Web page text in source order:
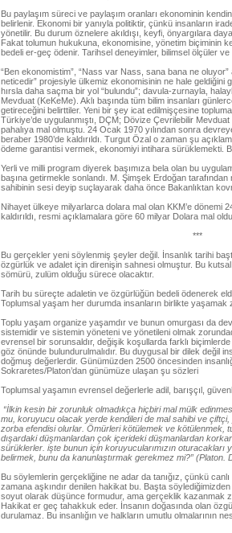
Bu paylaşım süreci ve paylaşım oranları ekonominin
belirlenir. Ekonomi bir yanıyla politiktir, çünkü insanların
yönetilir. Bu durum öznelere akıldışı, keyfi, önyargılara
Fakat tolumun hukukuna, ekonomisine, yönetim biçiminin
bedeli er-geç ödenir. Tarihsel deneyimler, bilimsel ölçüler ve
“Ben ekonomistim”, “Nass var Nass, sana bana ne
neticedir” projesiyle ülkemiz ekonomisinin ne hale geldiğini
hırsla daha saçma bir yol “bulundu”; davula-zurnayla,
Mevduat (KeKeMe). Aklı başında tüm bilim insanları
getireceğini belirttiler. Yeni bir şey icat edilmişçesine
Türkiye’de uygulanmıştı, DÇM; Dövize Çevrilebilir
pahalıya mal olmuştu. 24 Ocak 1970 yılından sonra
beraber 1980’de kaldırıldı. Turgut Özal o zaman şu
ödeme garantisi vermek, ekonomiyi intihara sürüklemekti.
Yerli ve milli program diyerek başımıza bela olan bu
başına getirmekle sonlandı. M. Şimşek Erdoğan
sahibinin sesi deyip suçlayarak daha önce Bakanlıktan
Nihayet ülkeye milyarlarca dolara mal olan KKM’e dönemi
kaldırıldı, resmi açıklamalara göre 60 milyar Dolara mal
***
Bu gerçekler yeni söylenmiş şeyler değil. İnsanlık tarihi
özgürlük ve adalet için direnişin sahnesi olmuştur. Bu
sömürü, zulüm olduğu sürece olacaktır.
Tarih bu süreçte adaletin ve özgürlüğün bedeli ödenerek
Toplumsal yaşam her durumda insanların birlikte
Toplu yaşam organize yaşamdır ve bunun omurgası da
sistemidir ve sistemin yöneteni ve yönetileni olmak
evrensel bir sorunsaldır, değişik koşullarda farklı
göz önünde bulundurulmalıdır. Bu duygusal bir dilek değil
doğmuş değerlerdir. Günümüzden 2500 öncesinden
Sokraretes/Platon’dan günümüze ulaşan şu sözleri
Toplumsal yaşamın evrensel değerlerle adil, barışçıl,
“İlkin kesin bir zorunluk olmadıkça hiçbiri mal mülk
mu, koruyucu olacak yerde kendileri de mal sahibi ve çiftçi,
zorba efendisi olurlar. Ömürleri kötülemek ve kötülenmek,
dışardaki düşmanlardan çok içerideki düşmanlardan
sürüklerler. işte bunun için koruyucularımızın oturacakları
belirmek, bunu da kanunlaştırmak gerekmez mi?” (Platon.
Bu söylemlerin gerçekliğine ne adar da tanığız, çünkü
zamana aşkındır denilen hakikat bu. Başta
soyut olarak düşünce formudur, ama gerçeklik kazanmak
Hakikat er geç tahakkuk eder. İnsanın doğasında olan
durulamaz. Bu insanlığın ve halkların umutlu olmalarının